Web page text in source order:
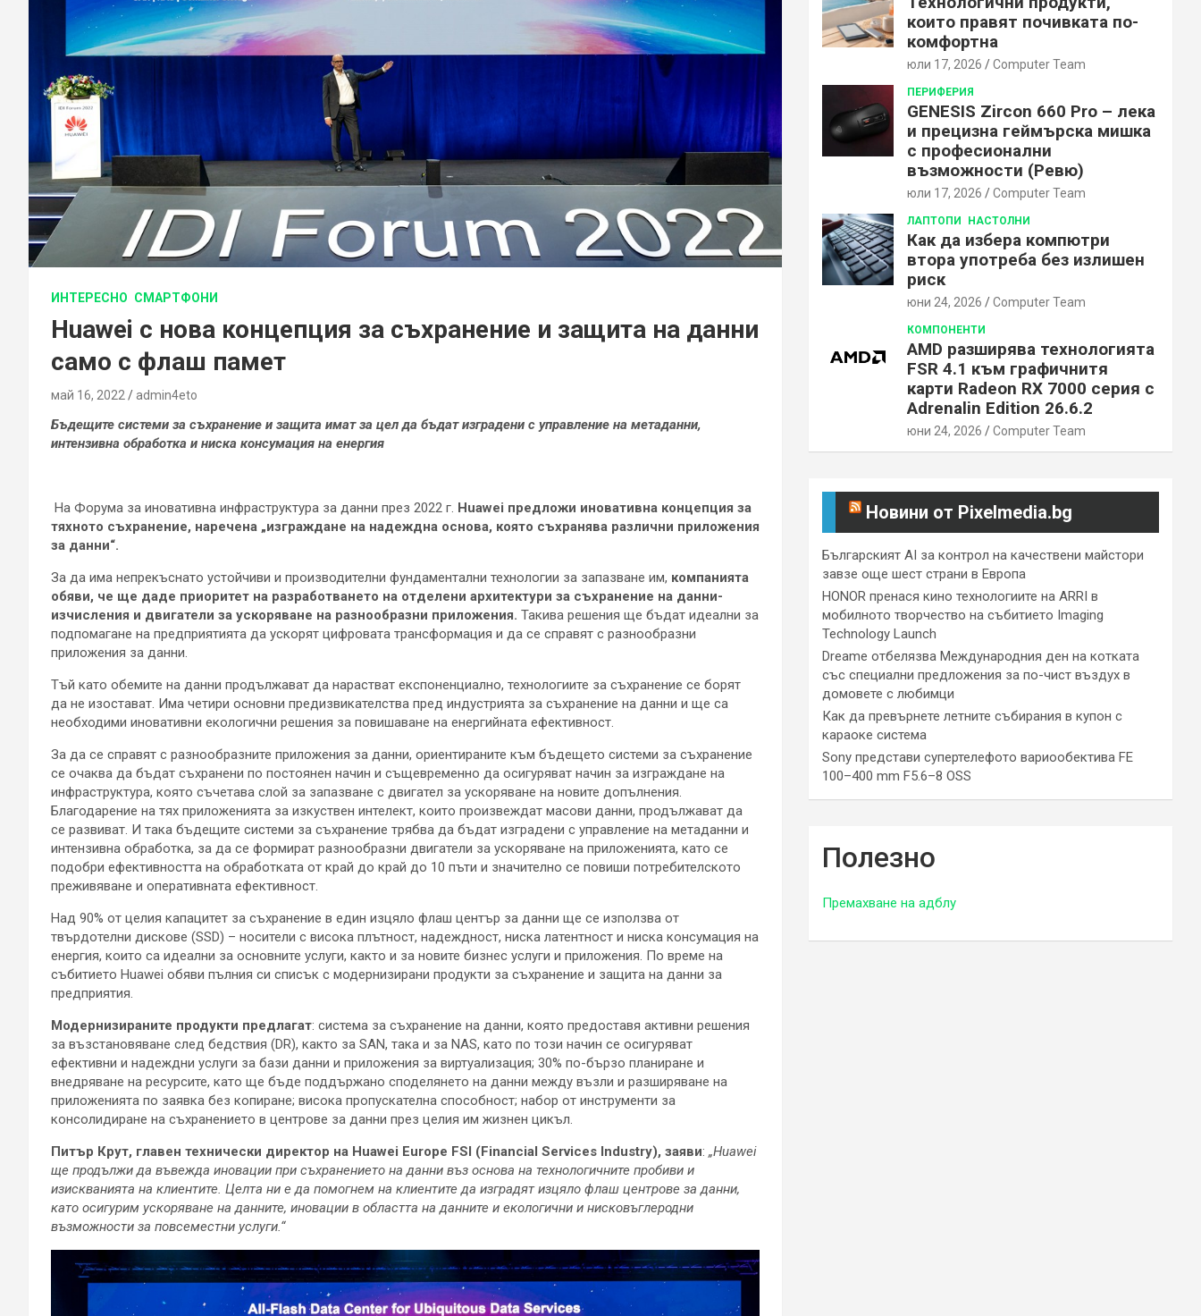
ИНТЕРЕСНО СМАРТФОНИ
Huawei с нова концепция за съхранение и защита на данни
само с флаш памет
май 16, 2022 admin4eto
Бъдещите системи за съхранение и защита имат за цел да бъдат изградени с управление на метаданни,
интензивна обработка и ниска консумация на енергия
На Форума за иновативна инфраструктура за данни през 2022 г. Huawei предложи иновативна концепция за
тяхното съхранение, наречена „изграждане на надеждна основа, която съхранява различни приложения
за данни“.
За да има непрекъснато устойчиви и производителни фундаментални технологии за запазване им, компанията
обяви, че ще даде приоритет на разработването на отделени архитектури за съхранение на данни-
изчисления и двигатели за ускоряване на разнообразни приложения. Такива решения ще бъдат идеални за
подпомагане на предприятията да ускорят цифровата трансформация и да се справят с разнообразни
приложения за данни.
Тъй като обемите на данни продължават да нарастват експоненциално, технологиите за съхранение се борят
да не изостават. Има четири основни предизвикателства пред индустрията за съхранение на данни и ще са
необходими иновативни екологични решения за повишаване на енергийната ефективност.
За да се справят с разнообразните приложения за данни, ориентираните към бъдещето системи за съхранение
се очаква да бъдат съхранени по постоянен начин и същевременно да осигуряват начин за изграждане на
инфраструктура, която съчетава слой за запазване с двигател за ускоряване на новите допълнения.
Благодарение на тях приложенията за изкуствен интелект, които произвеждат масови данни, продължават да
се развиват. И така бъдещите системи за съхранение трябва да бъдат изградени с управление на метаданни и
интензивна обработка, за да се формират разнообразни двигатели за ускоряване на приложенията, като се
подобри ефективността на обработката от край до край до 10 пъти и значително се повиши потребителското
преживяване и оперативната ефективност.
Над 90% от целия капацитет за съхранение в един изцяло флаш център за данни ще се използва от
твърдотелни дискове (SSD) – носители с висока плътност, надеждност, ниска латентност и ниска консумация на
енергия, които са идеални за основните услуги, както и за новите бизнес услуги и приложения. По време на
събитието Huawei обяви пълния си списък с модернизирани продукти за съхранение и защита на данни за
предприятия.
Модернизираните продукти предлагат: система за съхранение на данни, която предоставя активни решения
за възстановяване след бедствия (DR), както за SAN, така и за NAS, като по този начин се осигуряват
ефективни и надеждни услуги за бази данни и приложения за виртуализация; 30% по-бързо планиране и
внедряване на ресурсите, като ще бъде поддържано споделянето на данни между възли и разширяване на
приложенията по заявка без копиране; висока пропускателна способност; набор от инструменти за
консолидиране на съхранението в центрове за данни през целия им жизнен цикъл.
Питър Крут, главен технически директор на Huawei Europe FSI (Financial Services Industry), заяви: „Huawei
ще продължи да въвежда иновации при съхранението на данни въз основа на технологичните пробиви и
изискванията на клиентите. Целта ни е да помогнем на клиентите да изградят изцяло флаш центрове за данни,
като осигурим ускоряване на данните, иновации в областта на данните и екологични и нисковъглеродни
възможности за повсеместни услуги.“
които правят почивката по-
комфортна
юли 17, 2026 Computer Team
ПЕРИФЕРИЯ
GENESIS Zircon 660 Pro – лека
и прецизна геймърска мишка
с професионални
възможности (Ревю)
юли 17, 2026 Computer Team
ЛАПТОПИ НАСТОЛНИ
Как да избера компютри
втора употреба без излишен
риск
юни 24, 2026 Computer Team
КОМПОНЕНТИ
AMD разширява технологията
FSR 4.1 към графичнитя
карти Radeon RX 7000 серия с
Adrenalin Edition 26.6.2
юни 24, 2026 Computer Team
Новини от Pixelmedia.bg
Българският AI за контрол на качествени майстори
завзе още шест страни в Европа
HONOR пренася кино технологиите на ARRI в
мобилното творчество на събитието Imaging
Technology Launch
Dreame отбелязва Международния ден на котката
със специални предложения за по-чист въздух в
домовете с любимци
Как да превърнете летните събирания в купон с
караоке система
Sony представи супертелефото вариообектива FE
100–400 mm F5.6–8 OSS
Полезно
Премахване на адблу